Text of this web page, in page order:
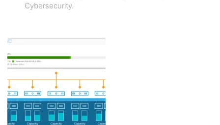
Cybersecurity.